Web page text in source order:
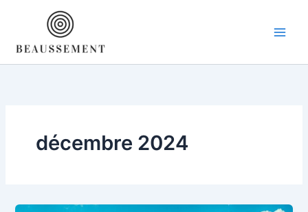
décembre 2024